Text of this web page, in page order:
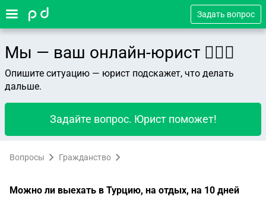
Задать вопрос
Мы — ваш онлайн-юрист 👨🏻‍⚖️
Опишите ситуацию — юрист подскажет, что делать
дальше.
Задайте вопрос. Юрист поможет!
Вопросы Гражданство
Можно ли выехать в Турцию, на отдых, на 10 дней